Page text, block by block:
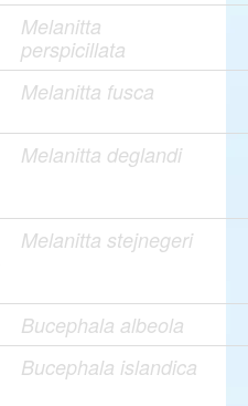
Melanitta
perspicillata
Melanitta fusca
Melanitta deglandi
Melanitta stejnegeri
Bucephala albeola
Bucephala islandica